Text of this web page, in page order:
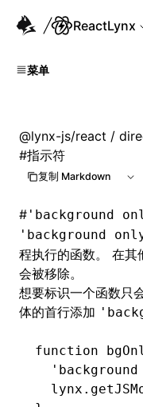
ReactLynx
菜单
@lynx-js/react /
#指示符
复制 Markdown
# 'background
'background
程执行的函数。 在其
会被移除。
想要标识一个函数只
体的首行添加
function
'background
  lynx